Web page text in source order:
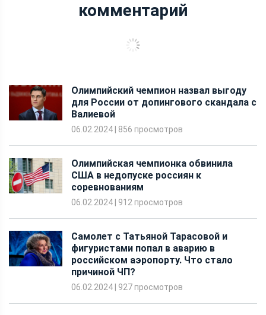
комментарий
Олимпийский чемпион назвал выгоду
06.02.2024|856 просмотров
Олимпийская чемпионка обвинила
США в недопуске россиян к
соревнованиям
06.02.2024|912 просмотров
Самолет с Татьяной Тарасовой и
фигуристами попал в аварию в
российском аэропорту. Что стало
причиной ЧП?
06.02.2024|927 просмотров
Прокуратура прокомментировала
нападение на российского фигуриста в
метро